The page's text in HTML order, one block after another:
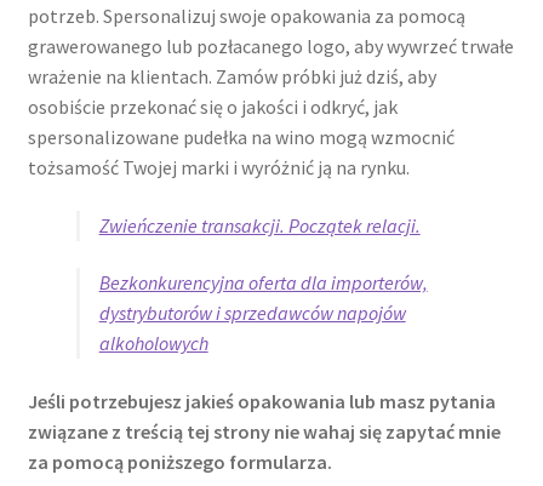
potrzeb. Spersonalizuj swoje opakowania za pomocą
grawerowanego lub pozłacanego logo, aby wywrzeć trwałe
wrażenie na klientach. Zamów próbki już dziś, aby
osobiście przekonać się o jakości i odkryć, jak
spersonalizowane pudełka na wino mogą wzmocnić
tożsamość Twojej marki i wyróżnić ją na rynku.
Zwieńczenie transakcji. Początek relacji.
Bezkonkurencyjna oferta dla importerów,
dystrybutorów i sprzedawców napojów
alkoholowych
Jeśli potrzebujesz jakieś opakowania lub masz pytania
związane z treścią tej strony nie wahaj się zapytać mnie
za pomocą poniższego formularza.